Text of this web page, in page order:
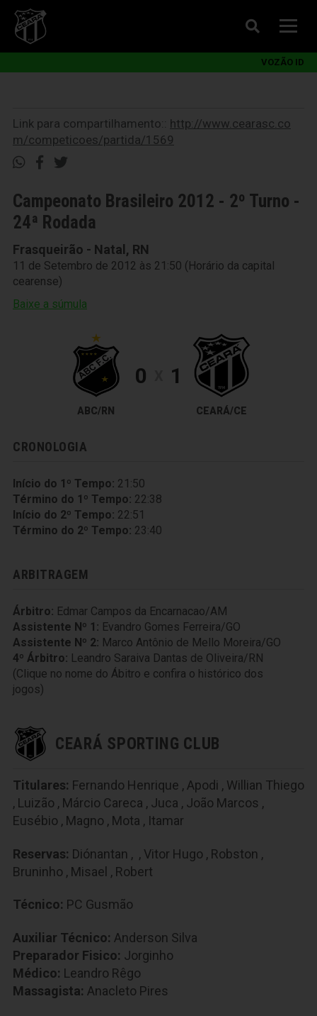
VOZÃO ID
Link para compartilhamento:: http://www.cearasc.co
m/competicoes/partida/1569
Campeonato Brasileiro 2012 - 2º Turno -
24ª Rodada
Frasqueirão - Natal, RN
11 de Setembro de 2012 às 21:50 (Horário da capital
cearense)
Baixe a súmula
ABC/RN
0 1
CEARÁ/CE
CRONOLOGIA
Início do 1º Tempo: 21:50
Término do 1º Tempo: 22:38
Início do 2º Tempo: 22:51
Término do 2º Tempo: 23:40
ARBITRAGEM
Árbitro: Edmar Campos da Encarnacao/AM
Assistente Nº 1: Evandro Gomes Ferreira/GO
Assistente Nº 2: Marco Antônio de Mello Moreira/GO
4º Árbitro: Leandro Saraiva Dantas de Oliveira/RN
(Clique no nome do Ábitro e confira o histórico dos
jogos)
CEARÁ SPORTING CLUB
Titulares: Fernando Henrique , Apodi , Willian Thiego
, Luizão , Márcio Careca , Juca , João Marcos ,
Eusébio , Magno , Mota , Itamar
Reservas: Diónantan , , Vitor Hugo , Robston ,
Bruninho , Misael , Robert
Técnico: PC Gusmão
Auxiliar Técnico: Anderson Silva
Preparador Fisico: Jorginho
Médico: Leandro Rêgo
Massagista: Anacleto Pires